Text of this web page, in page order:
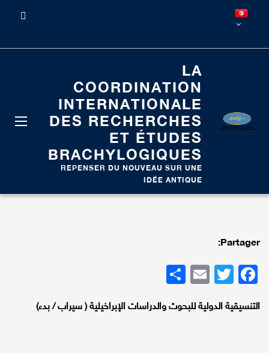
LA
COORDINATION
INTERNATIONALE
DES RECHERCHES
ET ÉTUDES
BRACHYLOGIQUES
REPENSER DU NOUVEAU SUR UNE
IDÉE ANTIQUE
Partager:
Facebook
Twitter
Email
التنسيقية الدولية للبحوث والدراسات الإبراخيلية ( سيراب / بدء)